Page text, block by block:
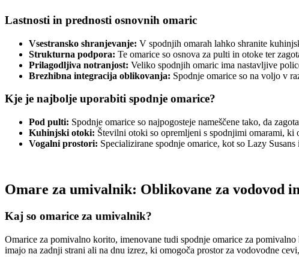
Lastnosti in prednosti osnovnih omaric
Vsestransko shranjevanje: V spodnjih omarah lahko shranite
Strukturna podpora: Te omarice so osnova za pulti in otoke ter
Prilagodljiva notranjost: Veliko spodnjih omaric ima nastavljive
Brezhibna integracija oblikovanja: Spodnje omarice so na voljo v
Kje je najbolje uporabiti spodnje omarice?
Pod pulti: Spodnje omarice so najpogosteje nameščene tako, da
Kuhinjski otoki: Številni otoki so opremljeni s spodnjimi omarami, ki
Vogalni prostori: Specializirane spodnje omarice, kot so Lazy
Omare za umivalnik: Oblikovane za vodovod
Kaj so omarice za umivalnik?
Omarice za pomivalno korito, imenovane tudi spodnje omarice za
imajo na zadnji strani ali na dnu izrez, ki omogoča prostor za vodovodne